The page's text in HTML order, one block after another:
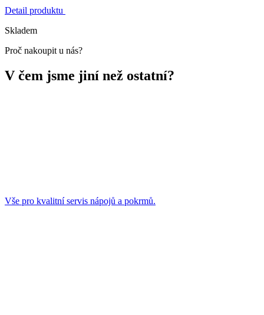
Detail produktu
Skladem
Proč nakoupit u nás?
V čem jsme jiní než ostatní?
Vše pro kvalitní servis nápojů a pokrmů.